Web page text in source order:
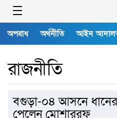
অপরাধ অর্থনীতি আইন
রাজনীতি
বগুড়া-০৪ আসনে
পেলেন মোশাররফ